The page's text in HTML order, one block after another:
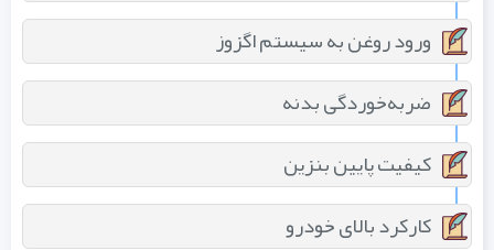
ورود روغن به سیستم اگزوز
ضربه‌خوردگی بدنه
کیفیت پایین بنزین
کارکرد بالای خودرو